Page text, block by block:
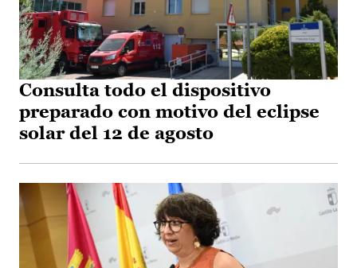
Consulta todo el dispositivo
preparado con motivo del eclipse
solar del 12 de agosto